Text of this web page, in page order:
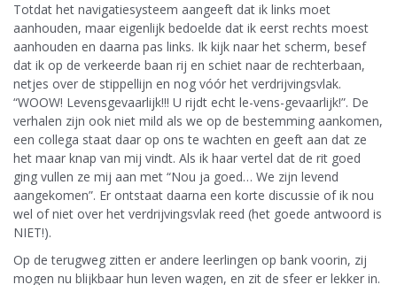
Totdat het navigatiesysteem aangeeft dat ik links moet
aanhouden, maar eigenlijk bedoelde dat ik eerst rechts moest
aanhouden en daarna pas links. Ik kijk naar het scherm, besef
dat ik op de verkeerde baan rij en schiet naar de rechterbaan,
netjes over de stippellijn en nog vóór het verdrijvingsvlak.
“WOOW! Levensgevaarlijk!!! U rijdt echt le-vens-gevaarlijk!”. De
verhalen zijn ook niet mild als we op de bestemming aankomen,
een collega staat daar op ons te wachten en geeft aan dat ze
het maar knap van mij vindt. Als ik haar vertel dat de rit goed
ging vullen ze mij aan met “Nou ja goed… We zijn levend
aangekomen”. Er ontstaat daarna een korte discussie of ik nou
wel of niet over het verdrijvingsvlak reed (het goede antwoord is
NIET!).
Op de terugweg zitten er andere leerlingen op bank voorin, zij
mogen nu blijkbaar hun leven wagen, en zit de sfeer er lekker in.